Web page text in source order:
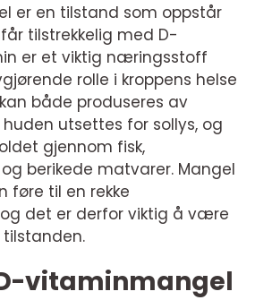
er en tilstand som oppstår
tilstrekkelig med D-
er et viktig næringsstoff
rolle i kroppens helse
både produseres av
utsettes for sollys, og
gjennom fisk,
berikede matvarer. Mangel
føre til en rekke
det er derfor viktig å være
vitaminmangel